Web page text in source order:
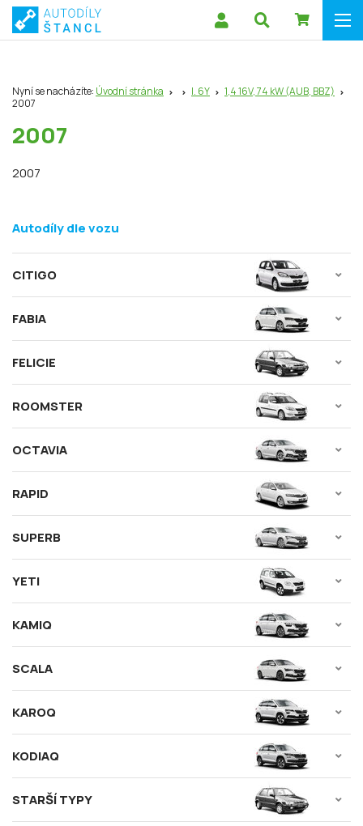
Nyní se nacházíte: Úvodní stránka I. 6Y
1,4 16V, 74 kW (AUB, BBZ)
2007
2007
2007
Autodíly dle vozu
CITIGO
FABIA
FELICIE
ROOMSTER
OCTAVIA
RAPID
SUPERB
YETI
KAMIQ
SCALA
KAROQ
KODIAQ
STARŠÍ TYPY